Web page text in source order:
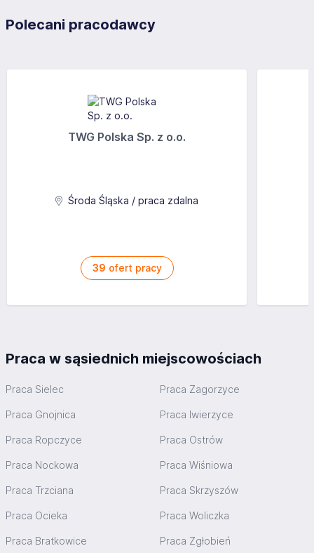
Polecani pracodawcy
TWG Polska Sp. z o.o.
Środa Śląska / praca zdalna
39 ofert pracy
Praca w sąsiednich miejscowościach
Praca Sielec Praca Zagorzyce
Praca Gnojnica Praca Iwierzyce
Praca Ropczyce Praca Ostrów
Praca Nockowa Praca Wiśniowa
Praca Trzciana Praca Skrzyszów
Praca Ocieka Praca Woliczka
Praca Bratkowice Praca Zgłobień